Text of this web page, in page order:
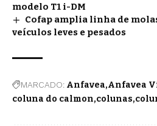
modelo T1 i-DM
Cofap amplia linha de
veículos leves e pesados
MARCADO: Anfavea Anfavea
coluna do calmon colunas